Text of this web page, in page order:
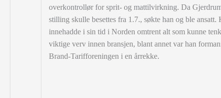
overkontrollør for sprit- og mattilvirkning. Da
stilling skulle besettes fra 1.7., søkte han og ble ansatt.
innehadde i sin tid i Norden omtrent alt som kunne
viktige verv innen bransjen, blant annet var han
Brand-Tarifforeningen i en årrekke.